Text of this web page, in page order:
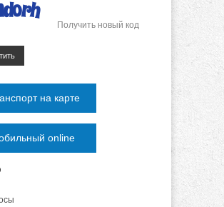
Получить новый код
на карте
online